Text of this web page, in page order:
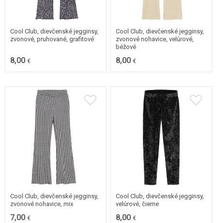
104 110
Cool Club, dievčenské jegginsy,
zvonové, pruhované, grafitové
8,00 €
Cool Club, dievčenské jegginsy,
zvonové nohavice, velúrové,
béžové
8,00 €
104
116
Cool Club, dievčenské jegginsy,
zvonové nohavice, mix
7,00 €
Cool Club, dievčenské jegginsy,
velúrové, čierne
8,00 €